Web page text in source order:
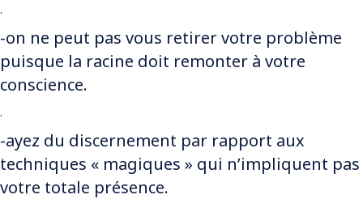
.
-on ne peut pas vous retirer votre problème
puisque la racine doit remonter à votre
conscience.
.
-ayez du discernement par rapport aux
techniques « magiques » qui n’impliquent pas
votre totale présence.